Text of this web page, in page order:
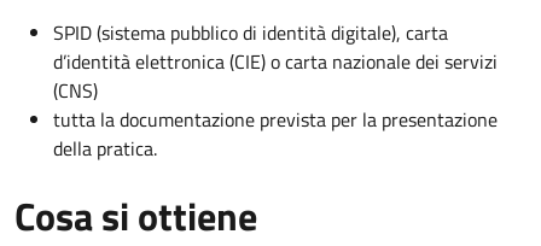
SPID (sistema pubblico di identità digitale), carta
d’identità elettronica (CIE) o carta nazionale dei servizi
(CNS)
tutta la documentazione prevista per la presentazione
della pratica.
Cosa si ottiene